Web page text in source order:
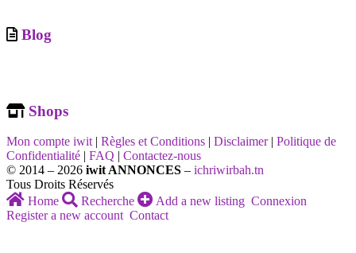
Blog
Shops
Mon compte iwit | Règles et Conditions | Disclaimer | Politique de
Confidentialité | FAQ | Contactez-nous
© 2014 – 2026 iwit ANNONCES – ichriwirbah.tn
Tous Droits Réservés
Home
Recherche Add a new listing Connexion
Register a new account Contact